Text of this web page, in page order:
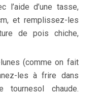
l’aide d’une tasse,
et remplissez-les
de pois chiche,
(comme on fait
les à frire dans
tournesol chaude.